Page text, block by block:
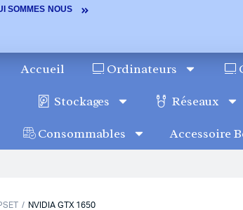
SOMMES NOUS
Accueil Ordinateurs
Stockages Réseaux
Consommables Accessoire
NVIDIA GTX 1650